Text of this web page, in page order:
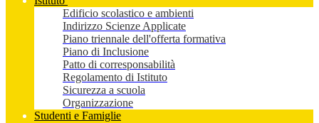
Edificio scolastico e ambienti
Indirizzo Scienze Applicate
Piano triennale dell'offerta formativa
Piano di Inclusione
Patto di corresponsabilità
Regolamento di Istituto
Sicurezza a scuola
Organizzazione
Studenti e Famiglie